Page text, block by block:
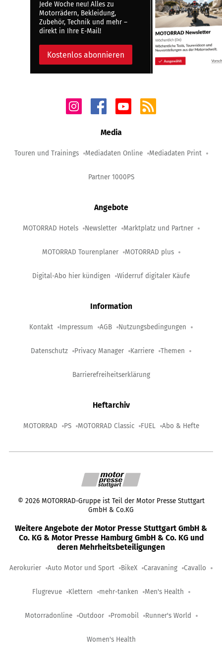
Jede Woche neu! Alles zu
Motorrädern, Bekleidung,
Zubehör, Technik und mehr –
direkt in Ihre E-Mail!
Kostenlos abonnieren
Media
Touren und Trainings Mediadaten Online Mediadaten Print
Partner 1000PS
Angebote
MOTORRAD Hotels Newsletter Marktplatz und Partner
MOTORRAD Tourenplaner MOTORRAD plus
Digital-Abo hier kündigen Widerruf digitaler Käufe
Information
Kontakt Impressum AGB Nutzungsbedingungen
Datenschutz Privacy Manager Karriere Themen
Barrierefreiheitserklärung
Heftarchiv
MOTORRAD PS MOTORRAD Classic FUEL Abo & Hefte
© 2026 MOTORRAD-Gruppe ist Teil der Motor Presse Stuttgart
GmbH & Co.KG
Weitere Angebote der Motor Presse Stuttgart GmbH &
Co. KG & Motor Presse Hamburg GmbH & Co. KG und
deren Mehrheitsbeteiligungen
Aerokurier Auto Motor und Sport BikeX Caravaning Cavallo
Flugrevue Klettern mehr-tanken Men's Health
Motorradonline Outdoor Promobil Runner's World
Women's Health